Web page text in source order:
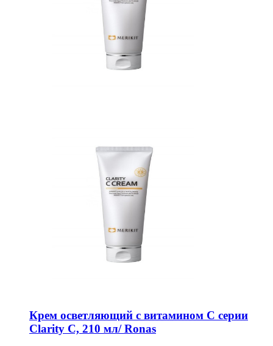
Крем осветляющий с витамином С серии
Clarity C, 210 мл/ Ronas